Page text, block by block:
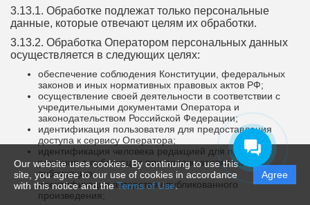
Our website uses cookies. By continuing to use this
site, you agree to our use of cookies in accordance
with this notice and theTerms of Use.
Agree
3.13.1. Обработке подлежат только персональные
данные, которые отвечают целям их обработки.
3.13.2. Обработка Оператором персональных данных
осуществляется в следующих целях:
обеспечение соблюдения Конституции, федеральных
законов и иных нормативных правовых актов РФ;
осуществление своей деятельности в соответствии с
учредительными документами Оператора и
законодательством Российской Федерации;
идентификация пользователя для предоставления
доступа к сервису Оператора;
идентификация человека редакцией для принятия
решения о публикации при подаче заявки на
публикацию;
идентификация авторства опубликованного
произведения;